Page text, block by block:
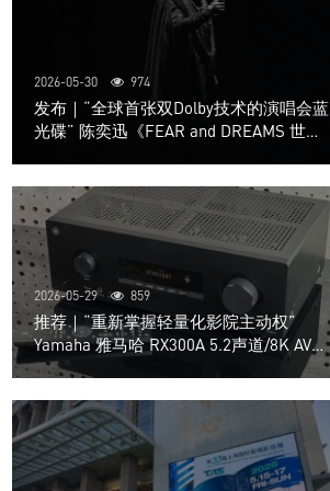
2026-05-30 974
发布｜“全球首张双Dolby技术的演唱会蓝
光碟” 陈奕迅《FEAR and DREAMS 世界
2026-05-29 859
推荐｜“重新掌握轻量化影院主动权”
Yamaha 雅马哈 RX300A 5.2声道/8K AV放
大器